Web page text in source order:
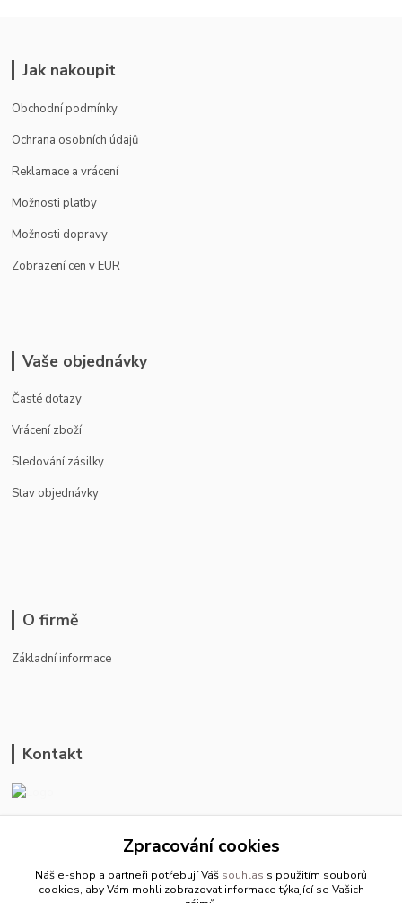
Jak nakoupit
Obchodní podmínky
Ochrana osobních údajů
Reklamace a vrácení
Možnosti platby
Možnosti dopravy
Zobrazení cen v EUR
Vaše objednávky
Časté dotazy
Vrácení zboží
Sledování zásilky
Stav objednávky
O firmě
Základní informace
Kontakt
+420 799 500 769
pracovní dny 8-11hod.,13-15hod.
Zpracování cookies
Náš e-shop a partneři potřebují Váš souhlas s použitím souborů
cookies, aby Vám mohli zobrazovat informace týkající se Vašich